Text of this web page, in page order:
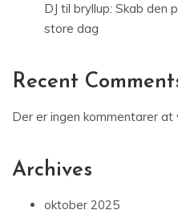
DJ til bryllup: Skab
store dag
Recent
Der er ingen kommentarer at
Archives
oktober 2025